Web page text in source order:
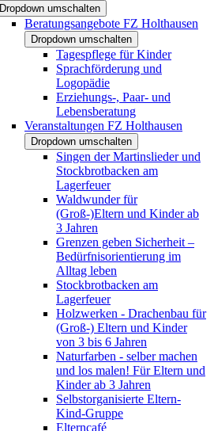
Dropdown umschalten
Beratungsangebote FZ Holthausen
Dropdown umschalten
Tagespflege für Kinder
Sprachförderung und
Logopädie
Erziehungs-, Paar- und
Lebensberatung
Veranstaltungen FZ Holthausen
Dropdown umschalten
Singen der Martinslieder und
Stockbrotbacken am
Lagerfeuer
Waldwunder für
(Groß-)Eltern und Kinder ab
3 Jahren
Grenzen geben Sicherheit –
Bedürfnisorientierung im
Alltag leben
Stockbrotbacken am
Lagerfeuer
Holzwerken - Drachenbau für
(Groß-) Eltern und Kinder
von 3 bis 6 Jahren
Naturfarben - selber machen
und los malen! Für Eltern und
Kinder ab 3 Jahren
Selbstorganisierte Eltern-
Kind-Gruppe
Elterncafé